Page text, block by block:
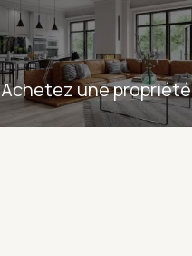
Achetez une propriété